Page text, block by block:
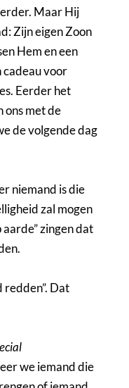
Maar Hij
Zijn eigen Zoon
Hem en een
voor
Eerder het
ons met de
de volgende dag
niemand is die
zal mogen
zingen dat
redden”. Dat
we iemand die